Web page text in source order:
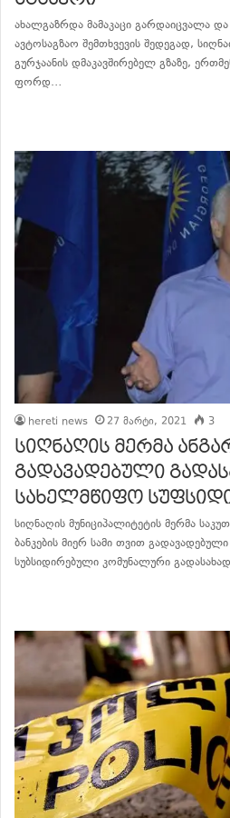
ახალგაზრდა მამაკაცი გარდაიცვალა
ავტოსაგზაო შემთხვევის შედეგად,
გურჯაანის დმაკავშირებელ გზაზე,
ფორდ…
hereti news 27 მარტი, 2021 3
სიღნაღის მერმა
გადავადებული
სახელმწიფო
სიღნაღის მუნიციპალიტეტის მერმა
ბანკების მიერ სამი თვით
სუბსიდირებული კომუნალური